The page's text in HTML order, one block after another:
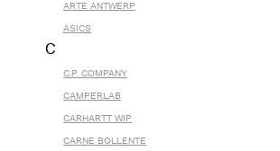
ARTE ANTWERP
ASICS
C
C.P. COMPANY
CAMPERLAB
CARHARTT WIP
CARNE BOLLENTE